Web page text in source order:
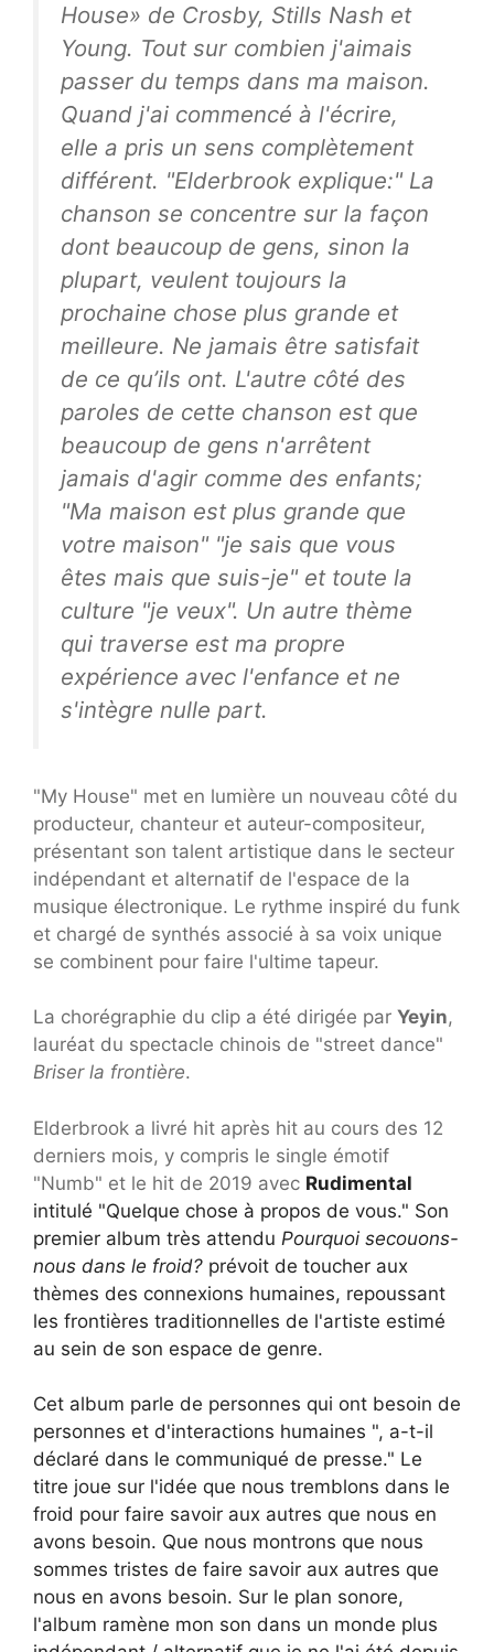
House» de Crosby, Stills Nash et
Young. Tout sur combien j'aimais
passer du temps dans ma maison.
Quand j'ai commencé à l'écrire,
elle a pris un sens complètement
différent. "Elderbrook explique:" La
chanson se concentre sur la façon
dont beaucoup de gens, sinon la
plupart, veulent toujours la
prochaine chose plus grande et
meilleure. Ne jamais être satisfait
de ce qu’ils ont. L'autre côté des
paroles de cette chanson est que
beaucoup de gens n'arrêtent
jamais d'agir comme des enfants;
"Ma maison est plus grande que
votre maison" "je sais que vous
êtes mais que suis-je" et toute la
culture "je veux". Un autre thème
qui traverse est ma propre
expérience avec l'enfance et ne
s'intègre nulle part.
"My House" met en lumière un nouveau côté du
producteur, chanteur et auteur-compositeur,
présentant son talent artistique dans le secteur
indépendant et alternatif de l'espace de la
musique électronique. Le rythme inspiré du funk
et chargé de synthés associé à sa voix unique
se combinent pour faire l'ultime tapeur.
La chorégraphie du clip a été dirigée par Yeyin,
lauréat du spectacle chinois de "street dance"
Briser la frontière.
Elderbrook a livré hit après hit au cours des 12
derniers mois, y compris le single émotif
"Numb" et le hit de 2019 avec Rudimental
intitulé "Quelque chose à propos de vous." Son
premier album très attendu Pourquoi secouons-
nous dans le froid? prévoit de toucher aux
thèmes des connexions humaines, repoussant
les frontières traditionnelles de l'artiste estimé
au sein de son espace de genre.
Cet album parle de personnes qui ont besoin de
personnes et d'interactions humaines ", a-t-il
déclaré dans le communiqué de presse." Le
titre joue sur l'idée que nous tremblons dans le
froid pour faire savoir aux autres que nous en
avons besoin. Que nous montrons que nous
sommes tristes de faire savoir aux autres que
nous en avons besoin. Sur le plan sonore,
l'album ramène mon son dans un monde plus